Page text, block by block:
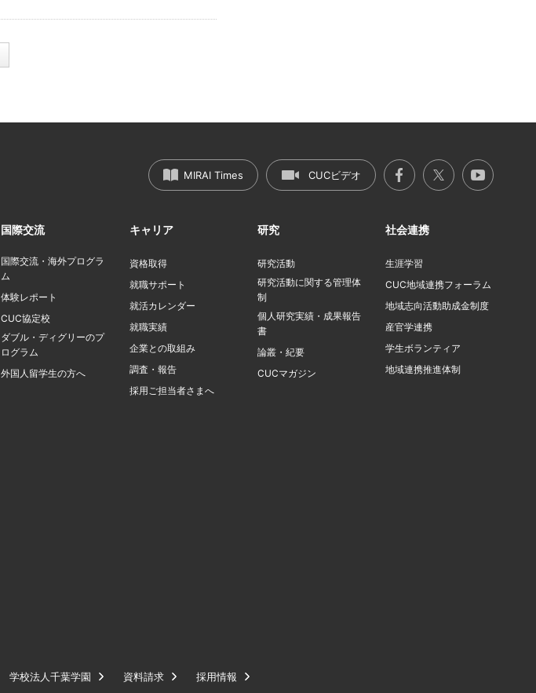
MIRAI Times CUCビデオ
国際交流
国際交流・海外プログラ
ム
体験レポート
CUC協定校
ダブル・ディグリーのプ
ログラム
外国人留学生の方へ
キャリア
資格取得
就職サポート
就活カレンダー
就職実績
企業との取組み
調査・報告
採用ご担当者さまへ
研究
研究活動
研究活動に関する管理体
制
個人研究実績・成果報告
書
論叢・紀要
CUCマガジン
社会連携
生涯学習
CUC地域連携フォーラム
地域志向活動助成金制度
産官学連携
学生ボランティア
地域連携推進体制
学校法人千葉学園 資料請求 採用情報